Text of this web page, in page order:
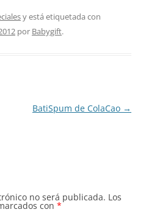
y está etiquetada con
por Babygift.
BatiSpum de ColaCao →
no será publicada. Los
con *